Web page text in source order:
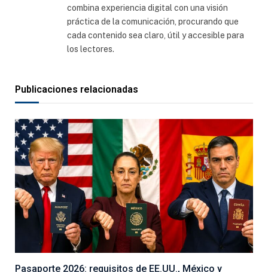
combina experiencia digital con una visión
práctica de la comunicación, procurando que
cada contenido sea claro, útil y accesible para
los lectores.
Publicaciones relacionadas
Pasaporte 2026: requisitos de EE.UU., México y